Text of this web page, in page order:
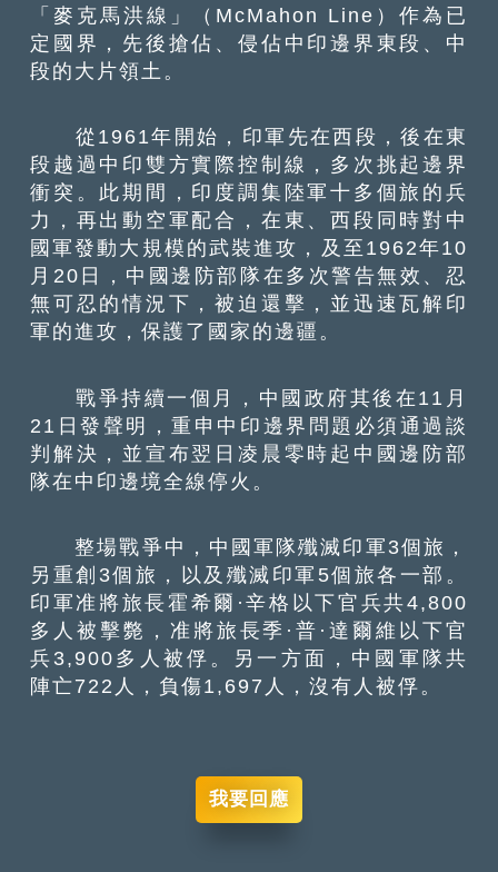
「麥克馬洪線」（McMahon Line）作為已
定國界，先後搶佔、侵佔中印邊界東段、中
段的大片領土。
從1961年開始，印軍先在西段，後在東
段越過中印雙方實際控制線，多次挑起邊界
衝突。此期間，印度調集陸軍十多個旅的兵
力，再出動空軍配合，在東、西段同時對中
國軍發動大規模的武裝進攻，及至1962年10
月20日，中國邊防部隊在多次警告無效、忍
無可忍的情況下，被迫還擊，並迅速瓦解印
軍的進攻，保護了國家的邊疆。
戰爭持續一個月，中國政府其後在11月
21日發聲明，重申中印邊界問題必須通過談
判解決，並宣布翌日凌晨零時起中國邊防部
隊在中印邊境全線停火。
整場戰爭中，中國軍隊殲滅印軍3個旅，
另重創3個旅，以及殲滅印軍5個旅各一部。
印軍准將旅長霍希爾·辛格以下官兵共4,800
多人被擊斃，准將旅長季·普·達爾維以下官
兵3,900多人被俘。另一方面，中國軍隊共
陣亡722人，負傷1,697人，沒有人被俘。
我要回應